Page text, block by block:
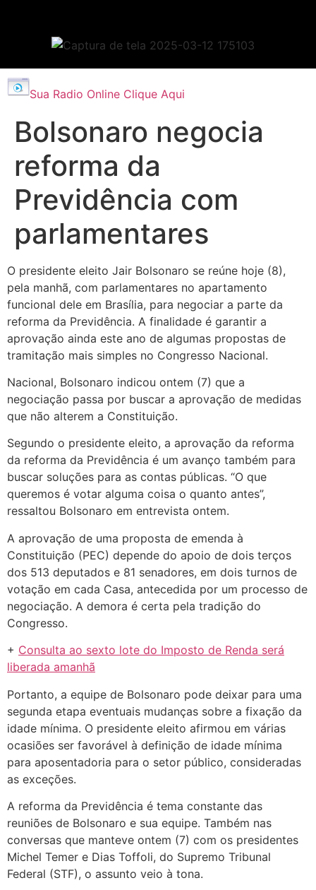
Sua Radio Online Clique Aqui
Bolsonaro negocia
reforma da
Previdência com
parlamentares
O presidente eleito Jair Bolsonaro se reúne hoje (8),
pela manhã, com parlamentares no apartamento
funcional dele em Brasília, para negociar a parte da
reforma da Previdência. A finalidade é garantir a
aprovação ainda este ano de algumas propostas de
tramitação mais simples no Congresso Nacional.
Nacional, Bolsonaro indicou ontem (7) que a
negociação passa por buscar a aprovação de medidas
que não alterem a Constituição.
Segundo o presidente eleito, a aprovação da reforma
da reforma da Previdência é um avanço também para
buscar soluções para as contas públicas. “O que
queremos é votar alguma coisa o quanto antes”,
ressaltou Bolsonaro em entrevista ontem.
A aprovação de uma proposta de emenda à
Constituição (PEC) depende do apoio de dois terços
dos 513 deputados e 81 senadores, em dois turnos de
votação em cada Casa, antecedida por um processo de
negociação. A demora é certa pela tradição do
Congresso.
+ Consulta ao sexto lote do Imposto de Renda será
liberada amanhã
Portanto, a equipe de Bolsonaro pode deixar para uma
segunda etapa eventuais mudanças sobre a fixação da
idade mínima. O presidente eleito afirmou em várias
ocasiões ser favorável à definição de idade mínima
para aposentadoria para o setor público, consideradas
as exceções.
A reforma da Previdência é tema constante das
reuniões de Bolsonaro e sua equipe. Também nas
conversas que manteve ontem (7) com os presidentes
Michel Temer e Dias Toffoli, do Supremo Tribunal
Federal (STF), o assunto veio à tona.